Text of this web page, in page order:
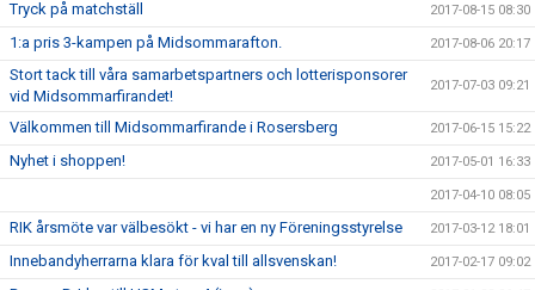
Tryck på matchställ 2017-08-15 08:30
1:a pris 3-kampen på Midsommarafton. 2017-08-06 20:17
Stort tack till våra samarbetspartners och lotterisponsorer
vid Midsommarfirandet!
2017-07-03 09:21
Välkommen till Midsommarfirande i Rosersberg 2017-06-15 15:22
Nyhet i shoppen! 2017-05-01 16:33
2017-04-10 08:05
RIK årsmöte var välbesökt - vi har en ny Föreningsstyrelse 2017-03-12 18:01
Innebandyherrarna klara för kval till allsvenskan! 2017-02-17 09:02